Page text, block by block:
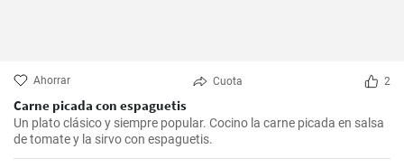
Ahorrar Cuota 2
Carne picada con espaguetis
Un plato clásico y siempre popular. Cocino la carne picada en salsa
de tomate y la sirvo con espaguetis.